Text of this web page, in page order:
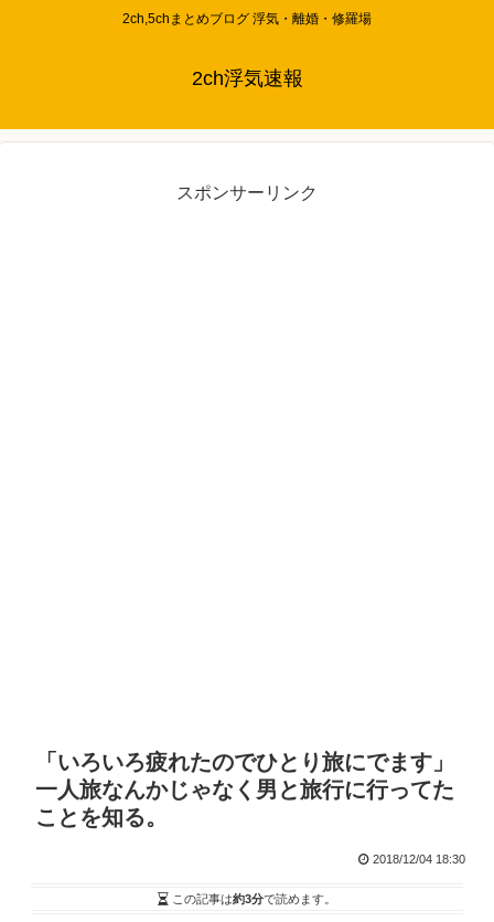
2ch,5chまとめブログ 浮気・離婚・修羅場
2ch浮気速報
スポンサーリンク
「いろいろ疲れたのでひとり旅にでます」
一人旅なんかじゃなく男と旅行に行ってた
ことを知る。
2018/12/04 18:30
この記事は約3分で読めます。